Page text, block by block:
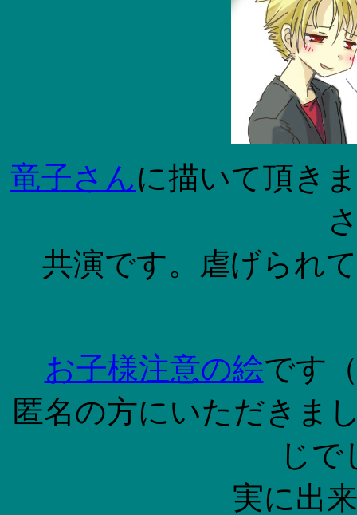
竜子さんに描いて頂き
共演です。虐げられ
お子様注意の絵です
匿名の方にいただきま
じで
実に出